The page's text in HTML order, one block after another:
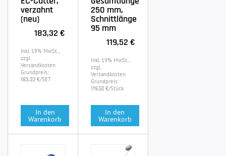
verzahnt
(neu)
183,32 €
Inkl. 19% MwSt.,
zzgl.
Versandkosten
Grundpreis:
183,32 €/SET
In den
Warenkorb
250 mm,
Schnittlänge
95 mm
119,52 €
Inkl. 19% MwSt.,
zzgl.
Versandkosten
Grundpreis:
119,52 €/Stück
In den
Warenkorb